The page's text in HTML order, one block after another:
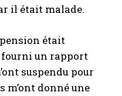
il était malade.
était
un rapport
suspendu pour
m’ont donné une